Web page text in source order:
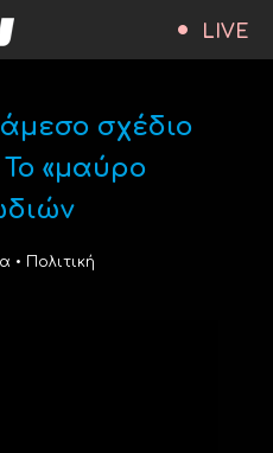
LIVE
σχέδιο
Το «μαύρο
• Πολιτική